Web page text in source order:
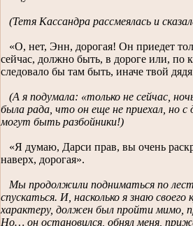
(Тетя Кассандра рассмеялась и
«О, нет, Энн, дорогая! Он приедет
сейчас, должно быть, в дороге или, по
следовало бы там быть, иначе твой
(А я подумала: «только не сейчас,
была рада, что он еще не приехал, но с
могут быть разбойники!)
«Я думаю, Дарси прав, вы очень
наверх, дорогая».
Мы продолжили подниматься по
спускаться. И, насколько я знаю своего
характеру, должен был пройти мимо,
Но… он остановился, обнял меня,